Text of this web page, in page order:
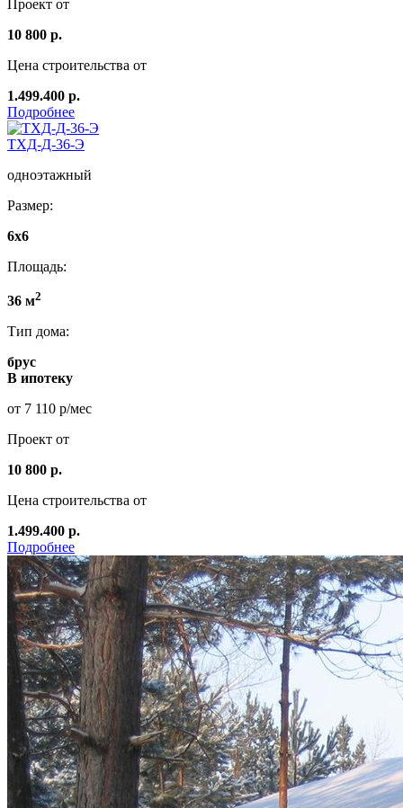
Проект от
10 800 р.
Цена строительства от
1.499.400 р.
Подробнее
ТХД-Д-36-Э
одноэтажный
Размер:
6x6
Площадь:
36 м2
Тип дома:
брус
В ипотеку
от 7 110 р/мес
Проект от
10 800 р.
Цена строительства от
1.499.400 р.
Подробнее